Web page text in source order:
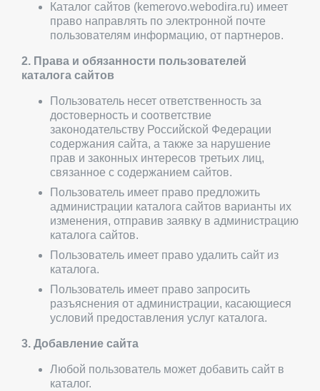
Каталог сайтов (kemerovo.webodira.ru) имеет
право направлять по электронной почте
пользователям информацию, от партнеров.
2. Права и обязанности пользователей
каталога сайтов
Пользователь несет ответственность за
достоверность и соответствие
законодательству Российской Федерации
содержания сайта, а также за нарушение
прав и законных интересов третьих лиц,
связанное с содержанием сайтов.
Пользователь имеет право предложить
администрации каталога сайтов варианты их
изменения, отправив заявку в администрацию
каталога сайтов.
Пользователь имеет право удалить сайт из
каталога.
Пользователь имеет право запросить
разъяснения от администрации, касающиеся
условий предоставления услуг каталога.
3. Добавление сайта
Любой пользователь может добавить сайт в
каталог.